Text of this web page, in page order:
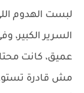
لبست الهدوم
السرير الكبير،
عميق، كانت
مش قادرة